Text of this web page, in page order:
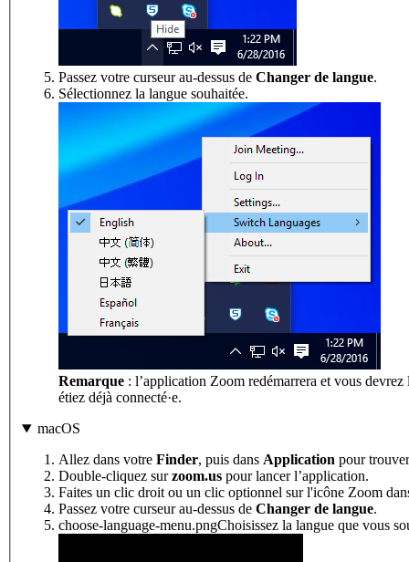
Passez votre curseur au-dessus de Changer de langue.
Sélectionnez la langue souhaitée.
Remarque : l’application Zoom redémarrera et vous
étiez déjà connecté·e.
macOS
Allez dans votre Finder, puis dans Application pour
Double-cliquez surzoom.us pour lancer l’application.
Faites un clic droit ou un clic optionnel sur l'icône Zoom
Passez votre curseur au-dessus de Changer de langue.
choose-language-menu.pngChoisissez la langue que vous